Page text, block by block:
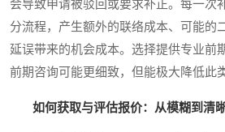
会导致申请被驳回或要求补正。每一次
分流程，产生额外的联络成本、可能的
延误带来的机会成本。选择提供专业前
前期咨询可能更细致，但能极大降低此
如何获取与评估报价：从模糊到清